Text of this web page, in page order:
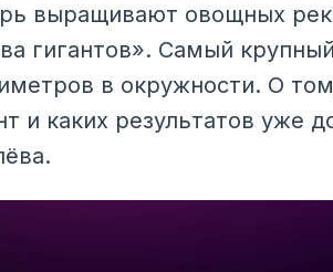
выращивают овощных
гигантов». Самый
в окружности. О
и каких результатов уже